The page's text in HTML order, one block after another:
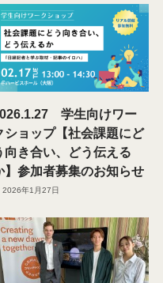
学生向けワー
ショップ【社会課題にど
向き合い、どう伝える
】参加者募集のお知らせ
2026年1月27日